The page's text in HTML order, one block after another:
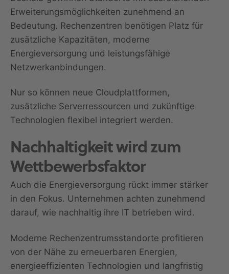
Erweiterungsmöglichkeiten zunehmend an
Bedeutung. Rechenzentren benötigen Platz für
zusätzliche Kapazitäten, moderne
Energieversorgung und leistungsfähige
Netzwerkanbindungen.
Nur so können neue Cloudplattformen,
zusätzliche Serverressourcen und zukünftige
Technologien flexibel integriert werden.
Nachhaltigkeit wird zum
Wettbewerbsfaktor
Auch die Energieversorgung rückt immer stärker
in den Fokus. Unternehmen achten zunehmend
darauf, wie nachhaltig ihre IT betrieben wird.
Moderne Rechenzentrumsstandorte profitieren
von der Nähe zu erneuerbaren Energien,
energieeffizienten Technologien und langfristig